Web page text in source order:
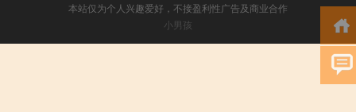
本站仅为个人兴趣爱好，不接盈利性广告及商业合作
小男孩